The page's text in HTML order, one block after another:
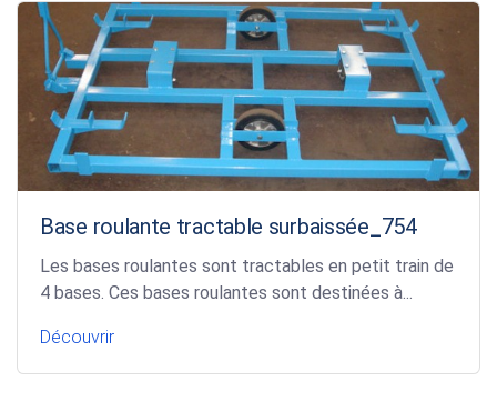
Base roulante tractable surbaissée_754
Les bases roulantes sont tractables en petit train de
4 bases. Ces bases roulantes sont destinées à...
Découvrir